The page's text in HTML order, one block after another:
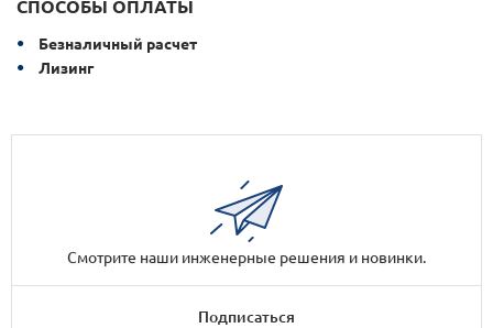
СПОСОБЫ ОПЛАТЫ
Безналичный расчет
Лизинг
Смотрите наши инженерные решения и новинки.
Подписаться